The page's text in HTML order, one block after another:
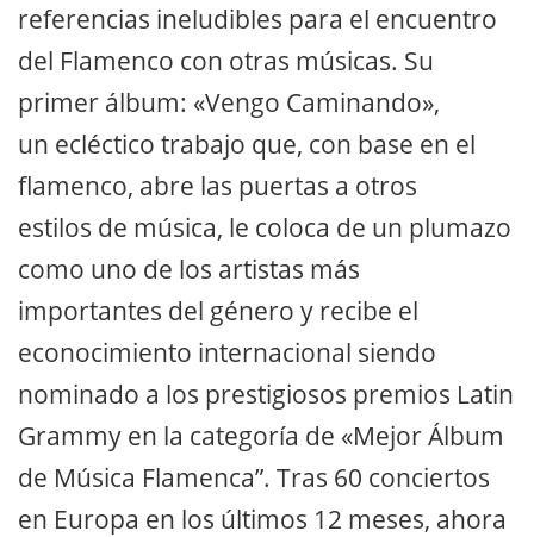
referencias ineludibles para el encuentro
del Flamenco con otras músicas. Su
primer álbum: «Vengo Caminando»,
un ecléctico trabajo que, con base en el
flamenco, abre las puertas a otros
estilos de música, le coloca de un plumazo
como uno de los artistas más
importantes del género y recibe el
econocimiento internacional siendo
nominado a los prestigiosos premios Latin
Grammy en la categoría de «Mejor Álbum
de Música Flamenca”. Tras 60 conciertos
en Europa en los últimos 12 meses, ahora